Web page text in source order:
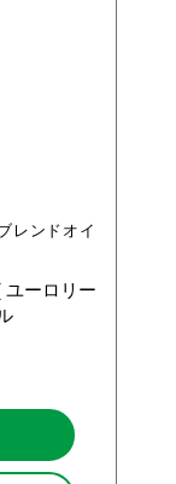
レンドオイ
ユーロリー